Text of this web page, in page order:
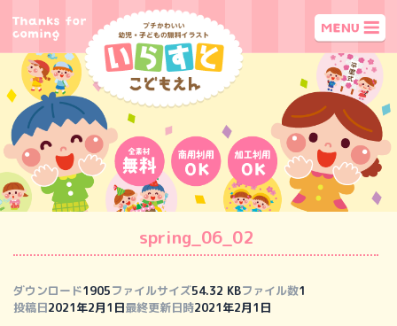
spring_06_02
ダウンロード1905ファイルサイズ54.32 KBファイル数1
投稿日2021年2月1日最終更新日時2021年2月1日